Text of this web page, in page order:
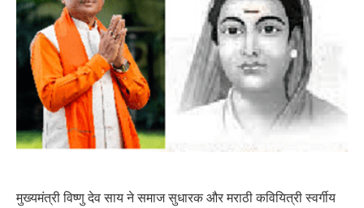
मुख्यमंत्री विष्णु देव साय ने समाज सुधारक और मराठी कवियित्री स्वर्गीय